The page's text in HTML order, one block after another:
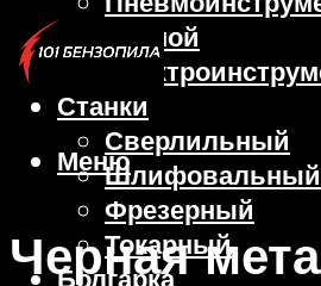
Ручной
Станки
Сверлильный
Шлифовальный
Фрезерный
Токарный
Болгарка
Меню
Черная